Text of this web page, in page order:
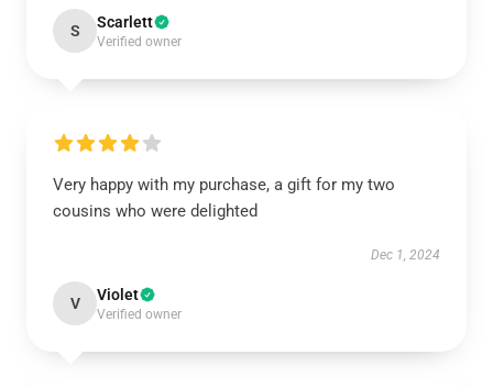
S Scarlett
Verified owner
Very happy with my purchase, a gift for my two
cousins who were delighted
Dec 1, 2024
V Violet
Verified owner